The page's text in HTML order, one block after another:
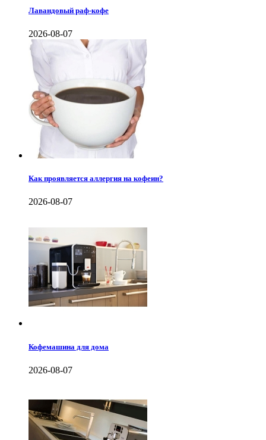
Лавандовый раф-кофе
2026-08-07
Как проявляется аллергия на кофеин?
2026-08-07
Кофемашина для дома
2026-08-07